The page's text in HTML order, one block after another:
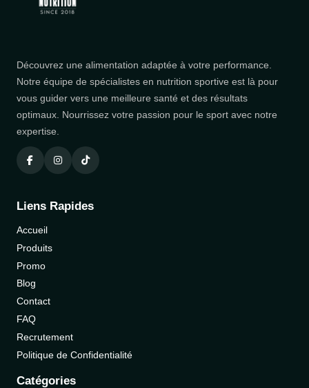
Découvrez une alimentation adaptée à votre performance.
Notre équipe de spécialistes en nutrition sportive est là pour
vous guider vers une meilleure santé et des résultats
optimaux. Nourrissez votre passion pour le sport avec notre
expertise.
Liens Rapides
Accueil
Produits
Promo
Blog
Contact
FAQ
Recrutement
Politique de Confidentialité
Catégories